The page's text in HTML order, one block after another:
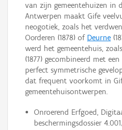
van zijn gemeentehuizen in
Antwerpen maakt Gife
neogotiek, zoals het
Oorderen (1878) of Deurne
werd het gemeentehuis,
(1877) gecombineerd met
perfect symmetrische
dat frequent voorkomt in
gemeentehuisontwerpen.
Onroerend Erfgoed,
beschermingsdossier